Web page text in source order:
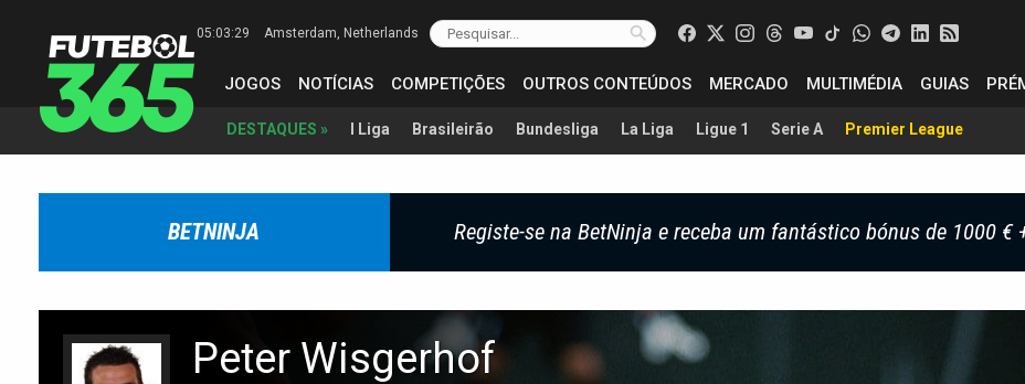
05:03:30 Amsterdam, Netherlands
JOGOS NOTÍCIAS COMPETIÇÕES OUTROS CONTEÚDOS MERCADO MULTIMÉDIA GUIAS
DESTAQUES » I Liga Brasileirão Bundesliga La Liga Ligue 1 Serie A Premier League
BETNINJA Registe-se na BetNinja e receba um fantástico bónus de 1000
Peter Wisgerhof